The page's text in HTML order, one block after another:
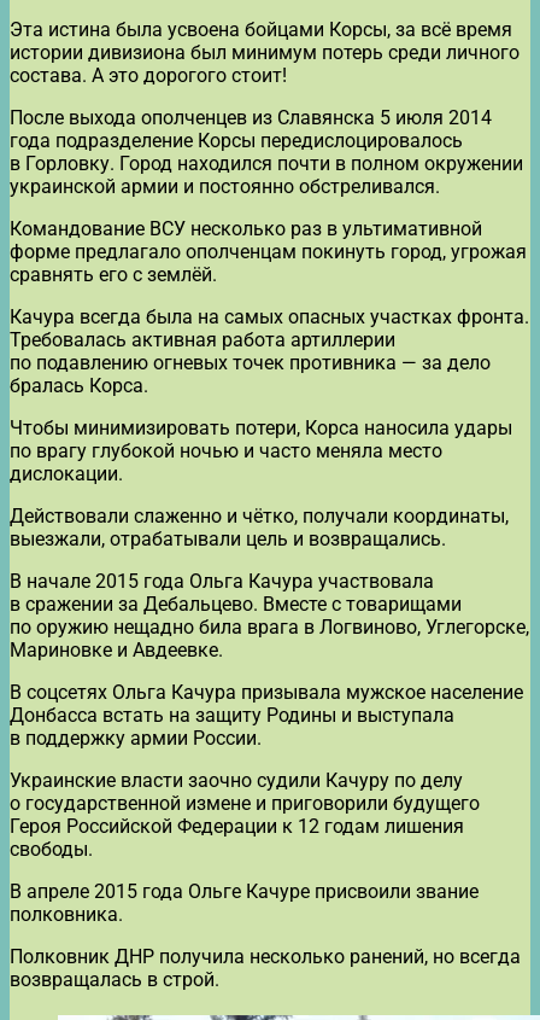
Эта истина была усвоена бойцами Корсы, за всё время
истории дивизиона был минимум потерь среди личного
состава. А это дорогого стоит!
После выхода ополченцев из Славянска 5 июля 2014
года подразделение Корсы передислоцировалось
в Горловку. Город находился почти в полном окружении
украинской армии и постоянно обстреливался.
Командование ВСУ несколько раз в ультимативной
форме предлагало ополченцам покинуть город, угрожая
сравнять его с землёй.
Качура всегда была на самых опасных участках фронта.
Требовалась активная работа артиллерии
по подавлению огневых точек противника — за дело
бралась Корса.
Чтобы минимизировать потери, Корса наносила удары
по врагу глубокой ночью и часто меняла место
дислокации.
Действовали слаженно и чётко, получали координаты,
выезжали, отрабатывали цель и возвращались.
В начале 2015 года Ольга Качура участвовала
в сражении за Дебальцево. Вместе с товарищами
по оружию нещадно била врага в Логвиново, Углегорске,
Мариновке и Авдеевке.
В соцсетях Ольга Качура призывала мужское население
Донбасса встать на защиту Родины и выступала
в поддержку армии России.
Украинские власти заочно судили Качуру по делу
о государственной измене и приговорили будущего
Героя Российской Федерации к 12 годам лишения
свободы.
В апреле 2015 года Ольге Качуре присвоили звание
полковника.
Полковник ДНР получила несколько ранений, но всегда
возвращалась в строй.